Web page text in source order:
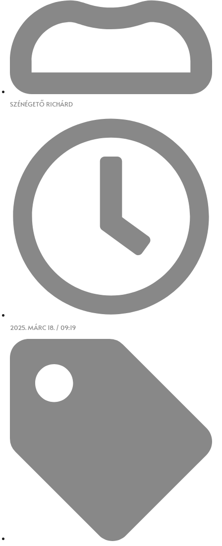
SZÉNÉGETŐ RICHÁRD
2025. MÁRC 18. / 09:19